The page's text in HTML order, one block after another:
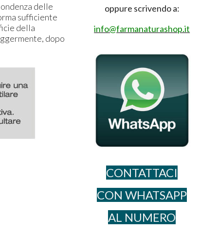
delle
sufficiente
della
dopo
oppure scrivendo a:
info@farmanaturashop.it
CONTATTACI
CON WHATSAPP
AL NUME​RO